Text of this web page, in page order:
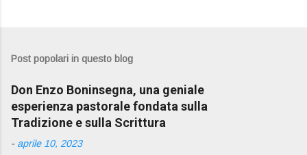
Post popolari in questo blog
Don Enzo Boninsegna, una geniale
esperienza pastorale fondata sulla
Tradizione e sulla Scrittura
- aprile 10, 2023